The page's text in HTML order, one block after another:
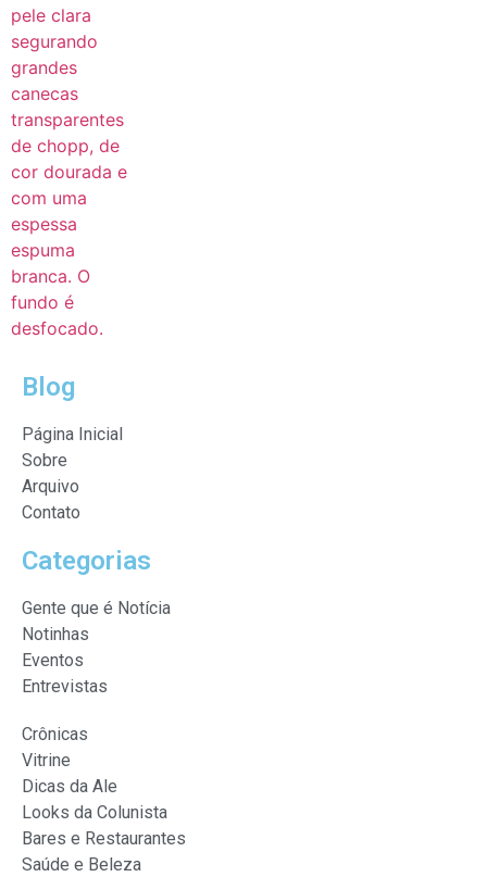
Blog
Página Inicial
Sobre
Arquivo
Contato
Categorias
Gente que é Notícia
Notinhas
Eventos
Entrevistas
Crônicas
Vitrine
Dicas da Ale
Looks da Colunista
Bares e Restaurantes
Saúde e Beleza